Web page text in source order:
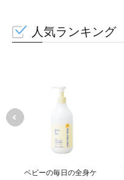
人気ランキング
ベビーの毎日の全身ケ